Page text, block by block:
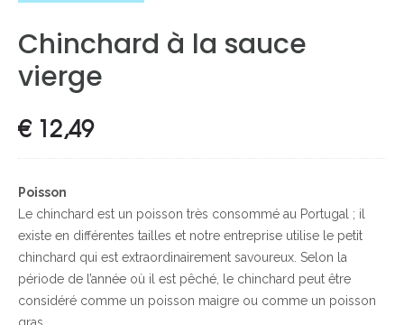
Chinchard à la sauce
vierge
€12,49
Poisson
Le chinchard est un poisson très consommé au Portugal ; il
existe en différentes tailles et notre entreprise utilise le petit
chinchard qui est extraordinairement savoureux. Selon la
période de l’année où il est pêché, le chinchard peut être
considéré comme un poisson maigre ou comme un poisson